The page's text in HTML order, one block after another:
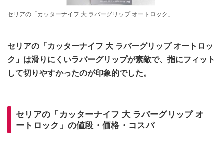
セリアの「カッターナイフ 大 ラバーグリップ オートロック」
セリアの「カッターナイフ 大 ラバーグリップ オートロッ
ク」は滑りにくいラバーグリップが素敵で、指にフィット
して切りやすかったのが印象的でした。
セリアの「カッターナイフ 大 ラバーグリップ オ
ートロック」の値段・価格・コスパ